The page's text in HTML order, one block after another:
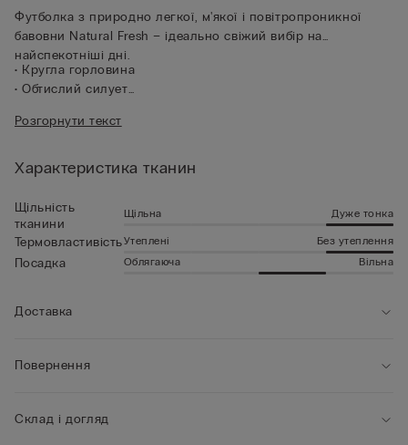
Футболка з природно легкої, м'якої і повітропроникної
бавовни Natural Fresh – ідеально свіжий вибір на
найспекотніші дні.
• Кругла горловина
• Обтислий силует
Розгорнути текст
Характеристика тканин
Щільність
тканини
Щільна Дуже тонка
ТермовластивістьУтеплені Без утеплення
Посадка Облягаюча Вільна
Доставка
Повернення
Склад і догляд